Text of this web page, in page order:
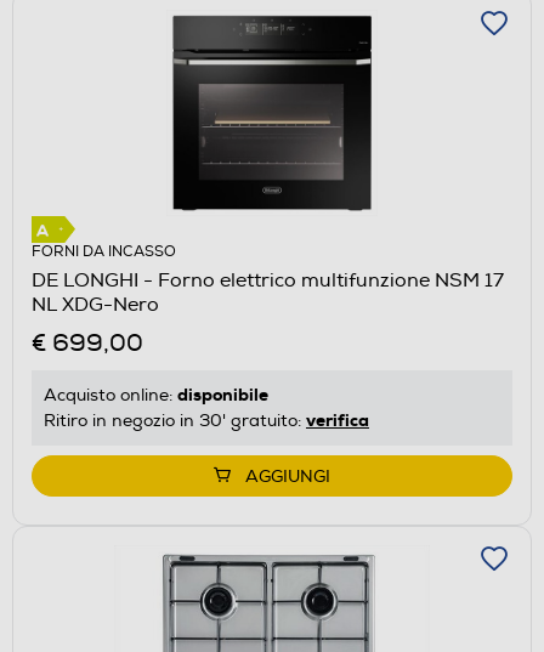
FORNI DA INCASSO
DE LONGHI - Forno elettrico multifunzione NSM 17
NL XDG-Nero
€ 699,00
Acquisto online: disponibile
Ritiro in negozio in 30' gratuito: verifica
AGGIUNGI